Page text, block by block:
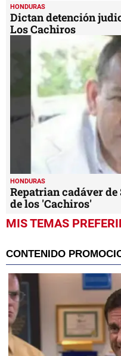
HONDURAS
Dictan detención
Los Cachiros
HONDURAS
Repatrian cadáver
de los 'Cachiros'
MIS TEMAS